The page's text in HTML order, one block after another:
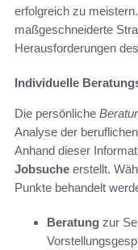
erfolgreich zu
maßgeschneiderte
Herausforderungen
Individuelle
Die persönliche
Analyse der
Anhand dieser
Jobsuche erstellt.
Punkte behandelt
Beratung zur